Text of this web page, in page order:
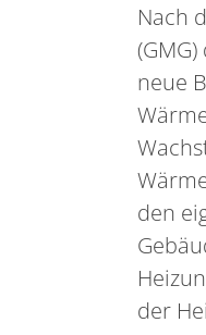
Nach
neue
den
der